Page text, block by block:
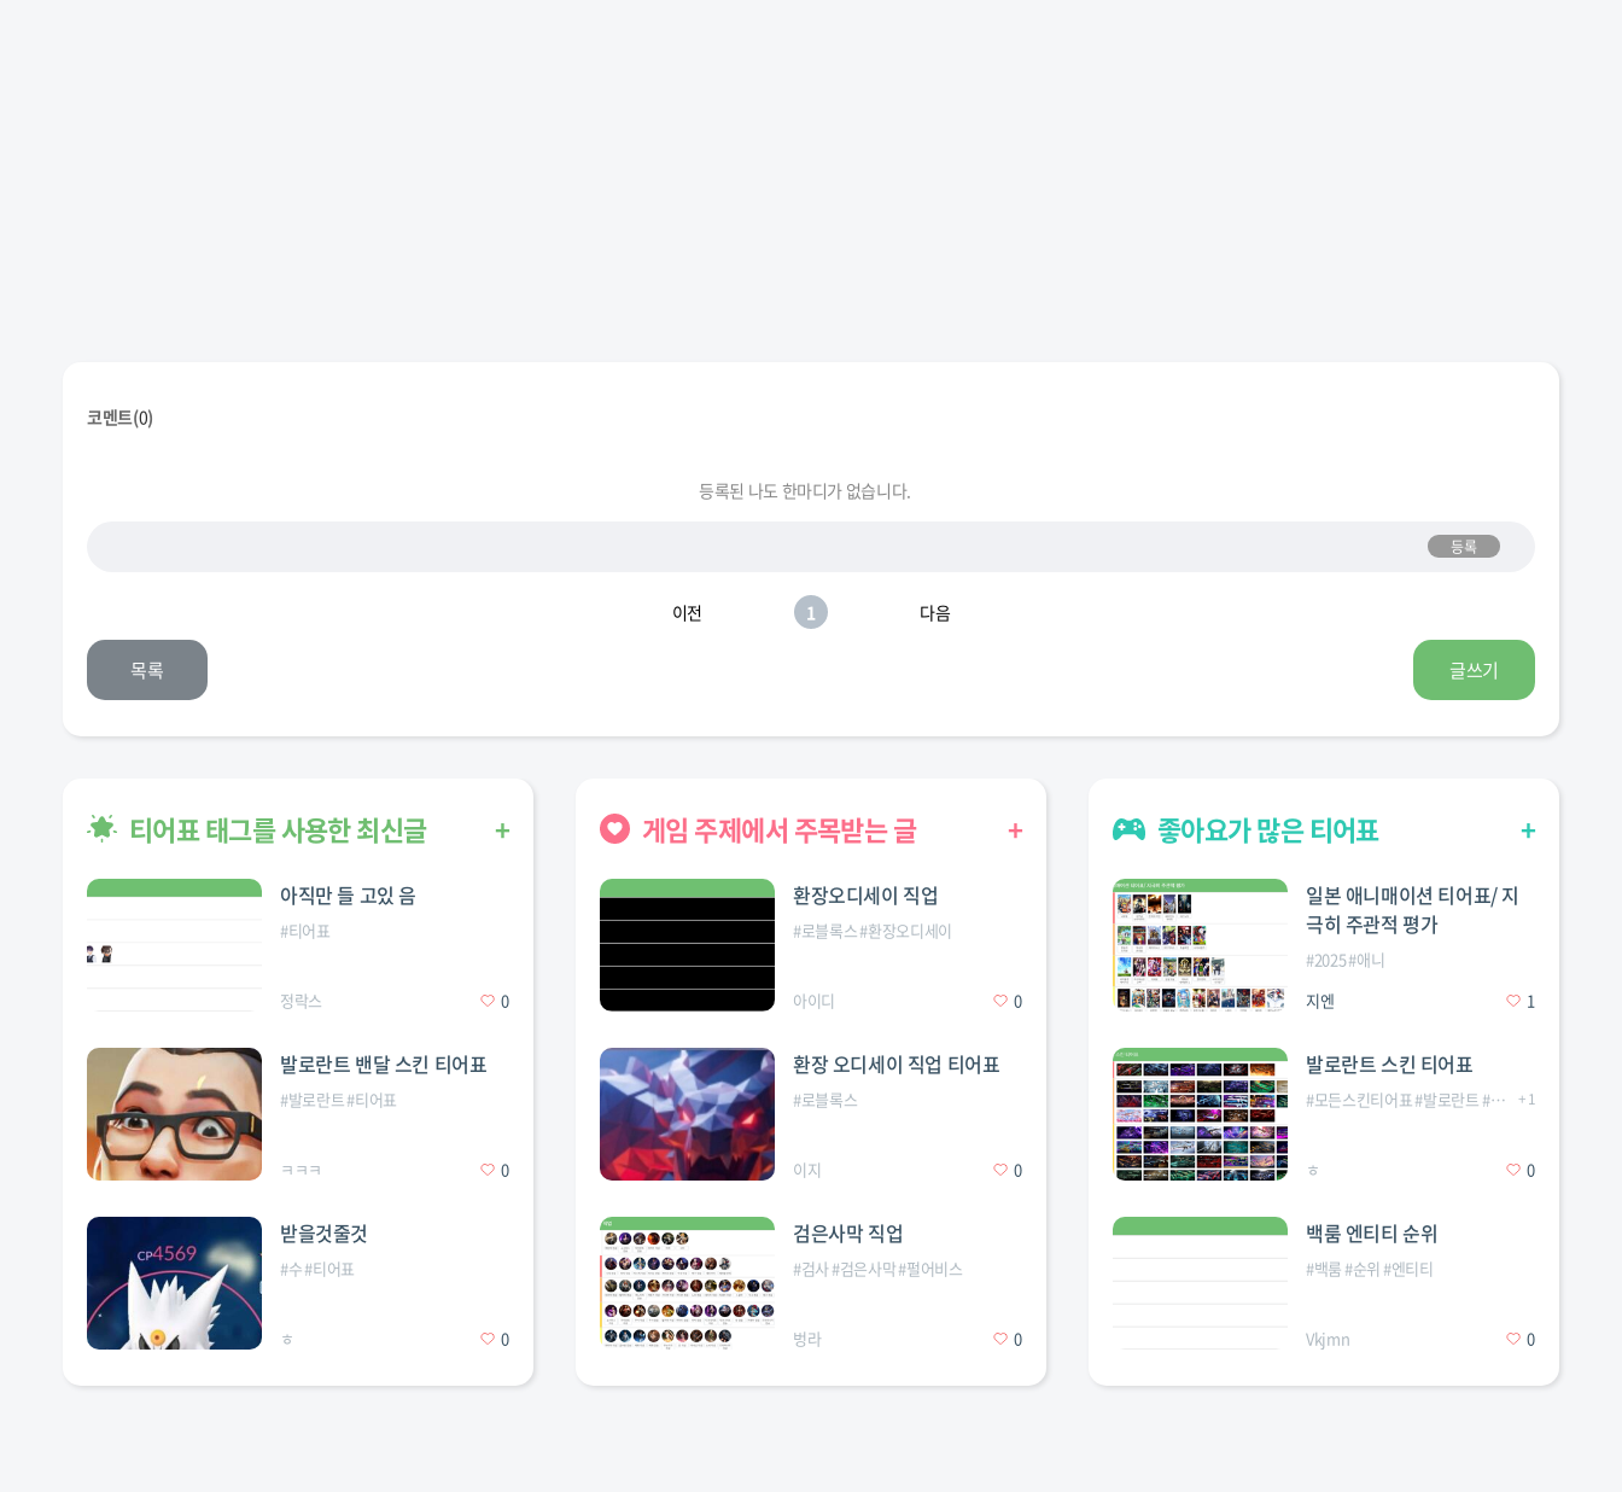
코멘트(0)
등록된 나도 한마디가 없습니다.
등록
이전 1 다음
목록 글쓰기
티어표 태그를 사용한 최신글 +
아직만 들 고있 음
#티어표
정락스 0
발로란트 밴달 스킨 티어표
#발로란트#티어표
ㅋㅋㅋ 0
받을것줄것
#수#티어표
ㅎ 0
게임 주제에서 주목받는 글 +
환장오디세이 직업
#로블록스#환장오디세이
아이디 0
환장 오디세이 직업 티어표
#로블록스
이지 0
검은사막 직업
#검사#검은사막#펄어비스
벙라 0
좋아요가 많은 티어표 +
일본 애니매이션 티어표/ 지
극히 주관적 평가
#2025#애니
지엔
1
발로란트 스킨 티어표
#모든스킨티어표#발로란트#프리미엄등급이상
+1
ㅎ 0
백룸 엔티티 순위
#백룸#순위 #엔티티
Vkjmn 0